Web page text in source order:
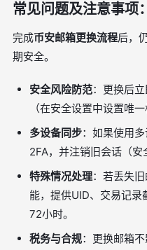
常见问题及注意事项
完成币安邮箱更换流程后，
期安全。
安全风险防范：更换后
（在安全设置中设置唯
多设备同步：如果使用
2FA，并注销旧会话（安
特殊情况处理：若丢失
能，提供UID、交易记
72小时。
税务与合规：更换邮箱